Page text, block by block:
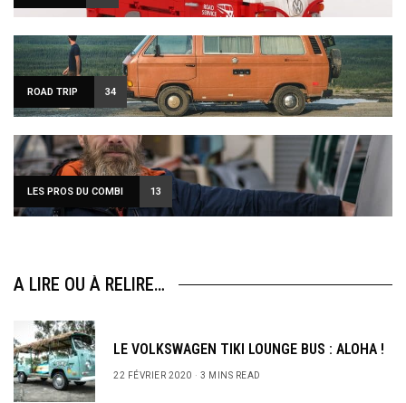
ROAD TRIP 34
LES PROS DU COMBI 13
A LIRE OU À RELIRE…
LE VOLKSWAGEN TIKI LOUNGE BUS : ALOHA !
22 FÉVRIER 2020 3 MINS READ